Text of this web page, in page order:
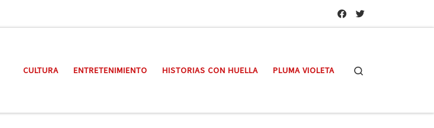
CULTURA ENTRETENIMIENTO HISTORIAS CON HUELLA PLUMA VIOLETA